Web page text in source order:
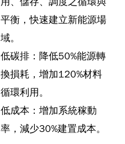
平衡，快速建立新能源場
域。
低碳排：降低50%能源轉
換損耗，增加120%材料
循環利用。
低成本：增加系統稼動
率，減少30%建置成本。